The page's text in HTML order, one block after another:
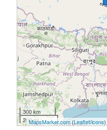
300 km
200 mi
MapsMarker.com(Leaflet/icons